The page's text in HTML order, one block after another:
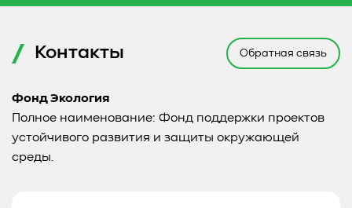
Контакты Обратная связь
Фонд Экология
Полное наименование: Фонд поддержки проектов
устойчивого развития и защиты окружающей
среды.